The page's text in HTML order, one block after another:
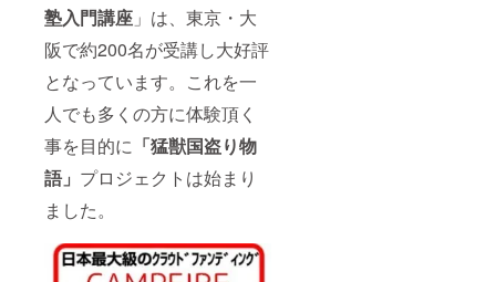
塾入門講座 」は、東京・大
阪で約200名が受講し大好評
となっています。これを一
人でも多くの方に体験頂く
事を目的に 「猛獣国盗り物
語」 プロジェクトは始まり
ました。